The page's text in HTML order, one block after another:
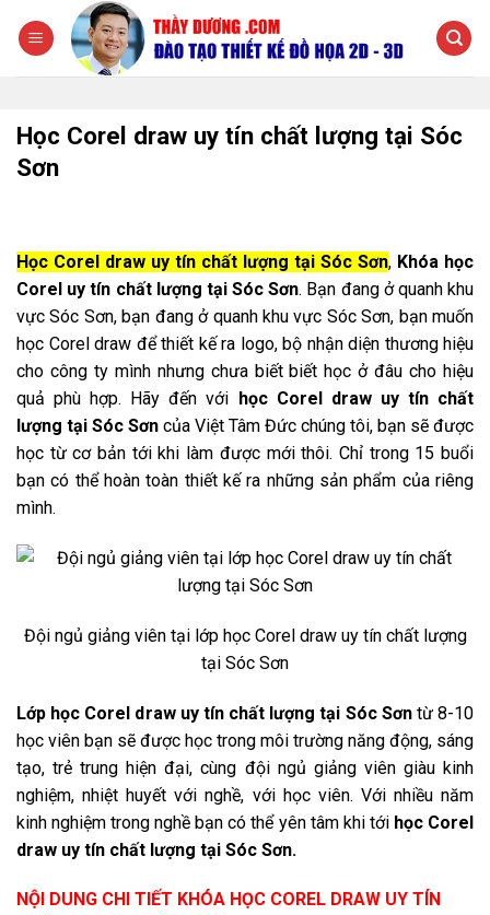
đến
Học Corel draw uy tín chất lượng tại Sóc
Sơn
Học Corel draw uy tín chất lượng tại Sóc Sơn, Khóa học
Corel uy tín chất lượng tại Sóc Sơn. Bạn đang ở quanh khu
vực Sóc Sơn, bạn đang ở quanh khu vực Sóc Sơn, bạn muốn
học Corel draw để thiết kế ra logo, bộ nhận diện thương hiệu
cho công ty mình nhưng chưa biết biết học ở đâu cho hiệu
quả phù hợp. Hãy đến với học Corel draw uy tín chất
lượng tại Sóc Sơn của Việt Tâm Đức chúng tôi, bạn sẽ được
học từ cơ bản tới khi làm được mới thôi. Chỉ trong 15 buổi
bạn có thể hoàn toàn thiết kế ra những sản phẩm của riêng
mình.
Đội ngủ giảng viên tại lớp học Corel draw uy tín chất lượng
tại Sóc Sơn
Lớp học Corel draw uy tín chất lượng tại Sóc Sơntừ 8-10
học viên bạn sẽ được học trong môi trường năng động, sáng
tạo, trẻ trung hiện đại, cùng đội ngủ giảng viên giàu kinh
nghiệm, nhiệt huyết với nghề, với học viên. Với nhiều năm
kinh nghiệm trong nghề bạn có thể yên tâm khi tới học Corel
draw uy tín chất lượng tại Sóc Sơn.
NỘI DUNG CHI TIẾT KHÓA HỌC COREL DRAW UY TÍN